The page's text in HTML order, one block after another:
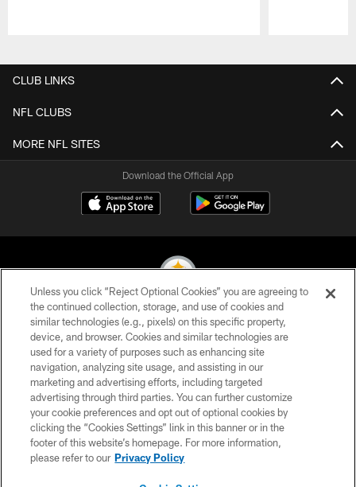
CLUB LINKS
NFL CLUBS
MORE NFL SITES
Download the Official App
© 2026 Pittsburgh Steelers. All Rights Reserved
PRIVACY POLICY
TERMS OF USE
ACCESSIBILITY
CONTACT US
SITE MAP
Unless you click “Reject Optional Cookies” you are agreeing to
the continued collection, storage, and use of cookies and
similar technologies (e.g., pixels) on this specific property,
device, and browser. Cookies and similar technologies are
used for a variety of purposes such as enhancing site
navigation, analyzing site usage, and assisting in our
marketing and advertising efforts, including targeted
advertising through third parties. You can further customize
your cookie preferences and opt out of optional cookies by
clicking the “Cookies Settings” link in this banner or in the
footer of this website’s homepage. For more information,
please refer to our Privacy Policy